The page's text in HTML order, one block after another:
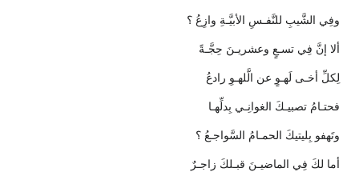
وفِي الشَّيبِ للنَّفـسِ الأبيَّـةِ وازِعُ ؟
ألا إنَّ فِي تسـعٍ وعشريـنَ حِجَّـةً
لِكلِّ أخـى لَهـوٍ عن الَّلهـوِ رادعُ
فحتـامُ تصبيـكَ الغوانِـي بِدلِّهـا
وتَهفو بِليتيكَ الحمـامُ السَّواجـعُ ؟
أما لكَ فِي الماضيـنَ قبـلكَ زاجـرٌ